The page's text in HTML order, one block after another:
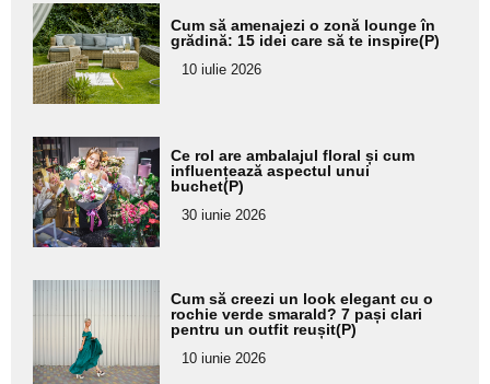
Adaugă
aici textul
pentru
subtitlu
Cum să amenajezi o zonă lounge în
grădină: 15 idei care să te inspire(P)
10 iulie 2026
Adaugă
aici textul
pentru
subtitlu
Ce rol are ambalajul floral și cum
influențează aspectul unui
buchet(P)
30 iunie 2026
Adaugă
aici textul
pentru
subtitlu
Cum să creezi un look elegant cu o
rochie verde smarald? 7 pași clari
pentru un outfit reușit(P)
10 iunie 2026